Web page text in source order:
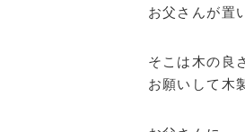
お父さんが置
そこは木の良
お願いして木